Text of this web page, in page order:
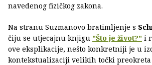
navedenog fizičkog zakona.
Na stranu Suzmanovo bratimljenje s
čiju se utjecajnu knjigu "Što je život?" i
ove eksplikacije, nešto konkretniji je u
kontekstualizaciji velikih točki preokreta